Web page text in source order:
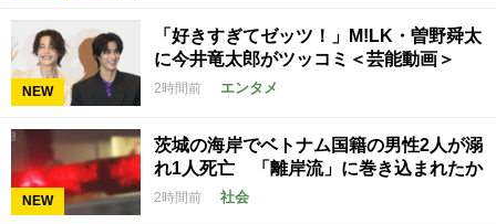
NEW
「好きすぎてゼッツ！」M!LK・曽野舜太
に今井竜太郎がツッコミ＜芸能動画＞
2時間前 エンタメ
NEW
茨城の海岸でベトナム国籍の男性2人が溺
れ1人死亡 「離岸流」に巻き込まれたか
2時間前 社会